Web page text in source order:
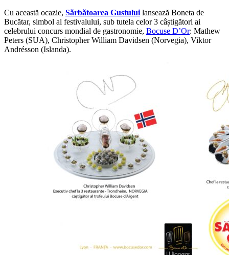
Cu această ocazie, Sărbătoarea Gustului lansează Boneta de
Bucătar, simbol al festivalului, sub tutela celor 3 câștigători ai
celebrului concurs mondial de gastronomie, Bocuse D’Or: Mathew
Peters (SUA), Christopher William Davidsen (Norvegia), Viktor
Andrésson (Islanda).